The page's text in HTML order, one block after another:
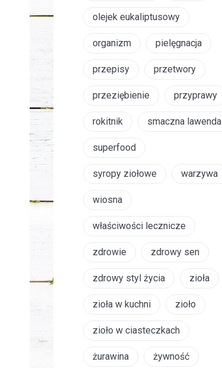
olejek eukaliptusowy
organizm pielęgnacja
przepisy przetwory
przeziębienie przyprawy
rokitnik smaczna lawenda
superfood
syropy ziołowe warzywa
wiosna
właściwości lecznicze
zdrowie zdrowy sen
zdrowy styl życia zioła
zioła w kuchni zioło
zioło w ciasteczkach
żurawina żywność